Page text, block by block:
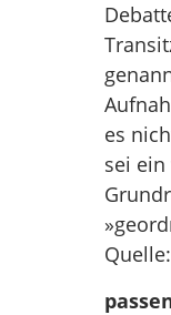
es
sei
Quelle: